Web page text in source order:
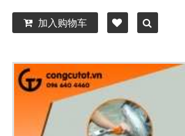
加入购物车